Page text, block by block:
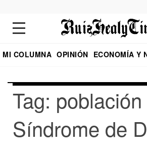
MI COLUMNA OPINIÓN ECONOMÍA Y
Tag:
Síndrome de